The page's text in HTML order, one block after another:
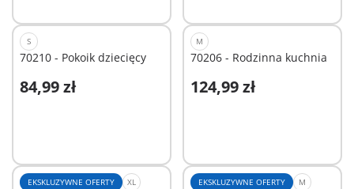
S
70210 - Pokoik dziecięcy
84,99 zł
Dodaj do koszyka
M
70206 - Rodzinna kuchnia
124,99 zł
Dodaj do koszyka
EKSKLUZYWNE OFERTY XL EKSKLUZYWNE OFERTY M